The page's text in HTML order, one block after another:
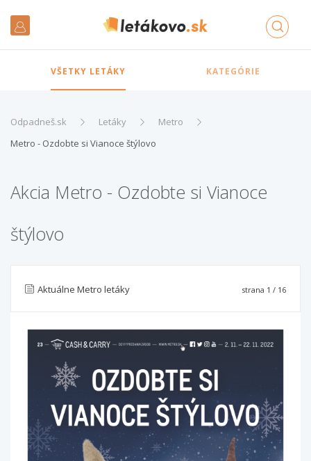
VŠETKY LETÁKY KATEGÓRIE
Odpadneš.sk Letáky
Metro
Metro - Ozdobte si Vianoce štýlovo
Akcia Metro - Ozdobte si Vianoce
štýlovo
Aktuálne Metro letáky strana 1 / 16